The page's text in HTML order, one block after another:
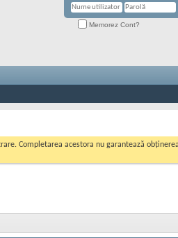
Memorez Cont?
Completarea acestora nu garantează